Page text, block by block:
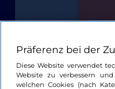
Präferenz bei der
Diese Website verwendet
Website zu verbessern
welchen Cookies (nach